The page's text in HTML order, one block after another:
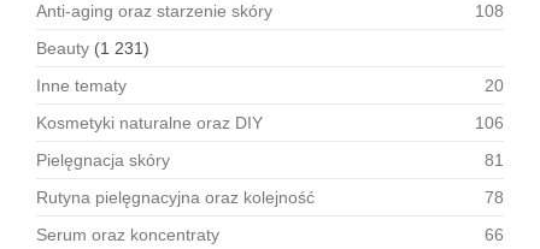
Anti-aging oraz starzenie skóry
108
Beauty (1 231)
Inne tematy
20
Kosmetyki naturalne oraz DIY
106
Pielęgnacja skóry
81
Rutyna pielęgnacyjna oraz kolejność
78
Serum oraz koncentraty
66